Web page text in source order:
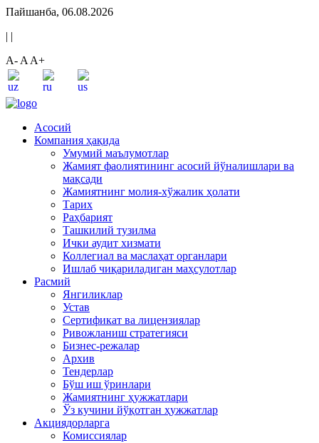
Пайшанба, 06.08.2026
| |
A- A A+
Асосий
Компания ҳақида
Умумий маълумотлар
Жамият фаолиятининг асосий йўналишлари ва
мақсади
Жамиятнинг молия-хўжалик ҳолати
Тарих
Раҳбарият
Ташкилий тузилма
Ички аудит хизмати
Коллегиал ва маслаҳат органлари
Ишлаб чиқариладиган маҳсулотлар
Расмий
Янгиликлар
Устав
Сертификат ва лицензиялар
Ривожланиш стратегияси
Бизнес-режалар
Архив
Тендерлар
Бўш иш ўринлари
Жамиятнинг ҳужжатлари
Ўз кучини йўқотган ҳужжатлар
Акциядорларга
Комиссиялар